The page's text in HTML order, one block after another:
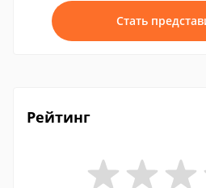
Стать
Рейтинг